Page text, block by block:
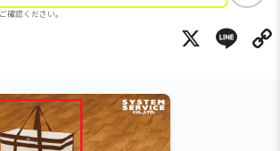
認ください。
ね
X